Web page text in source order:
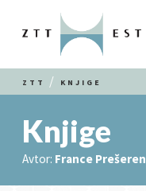
ZTT KNJIGE
Knjige
Avtor: France Prešeren